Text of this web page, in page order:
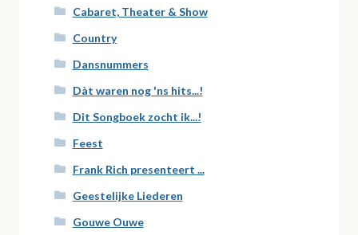
Cabaret, Theater & Show
Country
Dansnummers
Dàt waren nog 'ns hits...!
Dit Songboek zocht ik...!
Feest
Frank Rich presenteert ...
Geestelijke Liederen
Gouwe Ouwe